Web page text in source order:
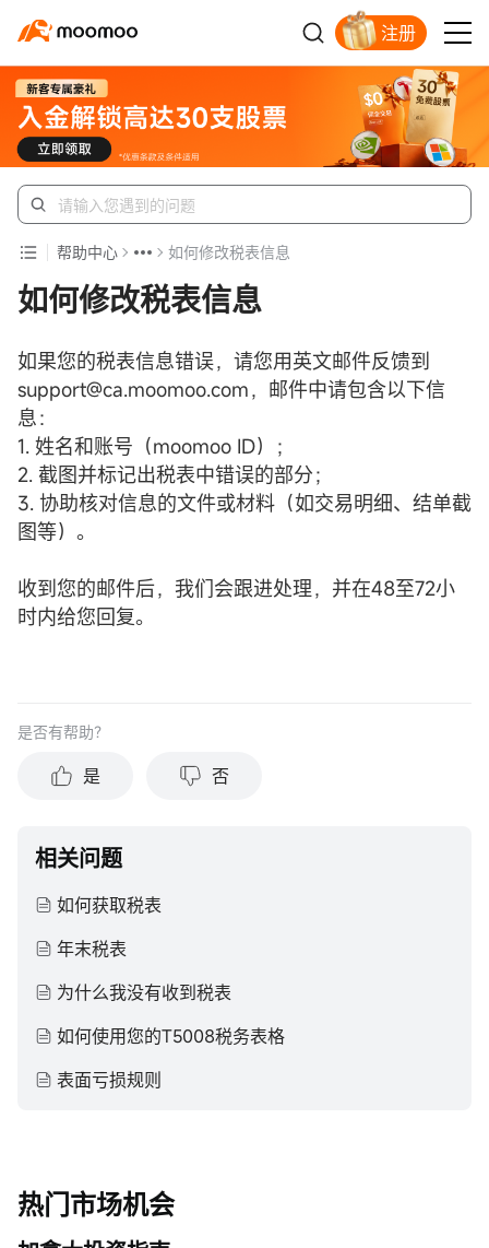
注册
帮助中心 如何修改税表信息
如何修改税表信息
如果您的税表信息错误，请您用英文邮件反馈到
support@ca.moomoo.com，邮件中请包含以下信
息：
1. 姓名和账号（moomoo ID）；
2. 截图并标记出税表中错误的部分；
3. 协助核对信息的文件或材料（如交易明细、结单截
图等）。
收到您的邮件后，我们会跟进处理，并在48至72小
时内给您回复。
是否有帮助？
是 否
相关问题
如何获取税表
年末税表
为什么我没有收到税表
如何使用您的T5008税务表格
表面亏损规则
热门市场机会